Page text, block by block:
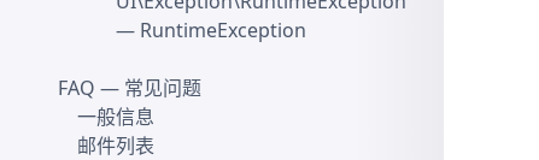
— RuntimeException
FAQ — 常见问题
一般信息
邮件列表